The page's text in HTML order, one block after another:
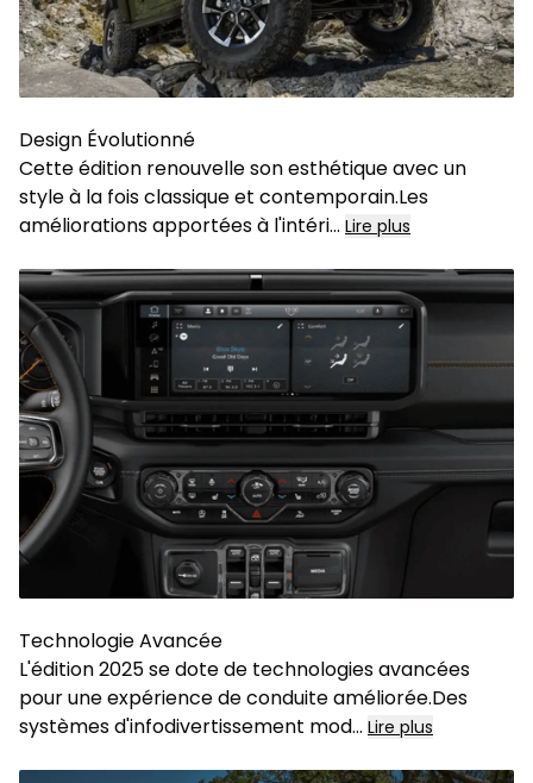
Design Évolutionné
Cette édition renouvelle son esthétique avec un
style à la fois classique et contemporain.Les
améliorations apportées à l'intéri... Lire plus
Technologie Avancée
L'édition 2025 se dote de technologies avancées
pour une expérience de conduite améliorée.Des
systèmes d'infodivertissement mod... Lire plus